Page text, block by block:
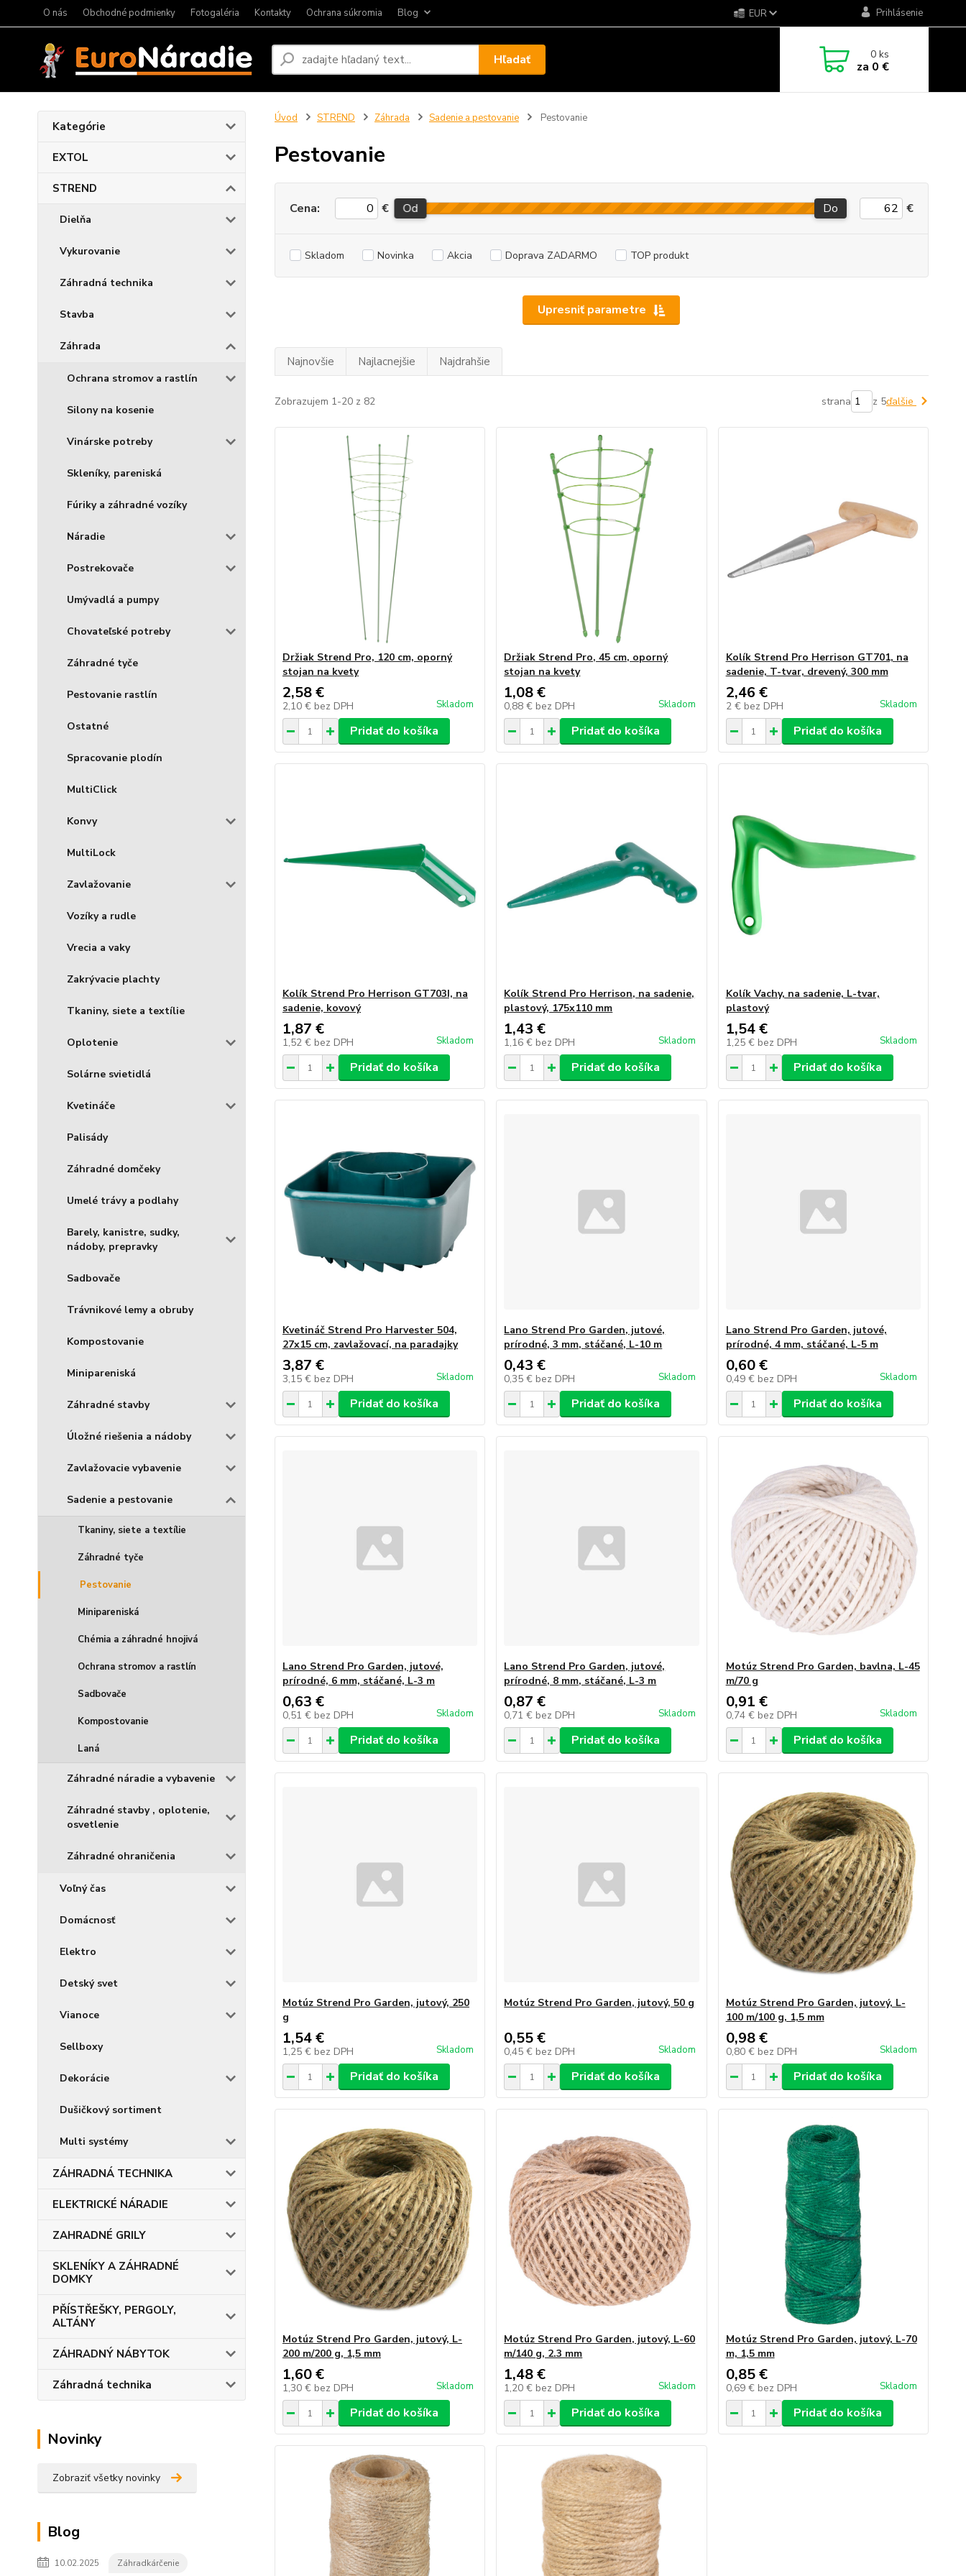
O nás Obchodné podmienky Fotogaléria Kontakty Ochrana súkromia Blog EUR Prihlásenie
Hľadať 0ks
za 0 €
Kategórie
EXTOL
STREND
Dielňa
Vykurovanie
Záhradná technika
Stavba
Záhrada
Ochrana stromov a rastlín
Silony na kosenie
Vinárske potreby
Skleníky, pareniská
Fúriky a záhradné vozíky
Náradie
Postrekovače
Umývadlá a pumpy
Chovateľské potreby
Záhradné tyče
Pestovanie rastlín
Ostatné
Spracovanie plodín
MultiClick
Konvy
MultiLock
Zavlažovanie
Vozíky a rudle
Vrecia a vaky
Zakrývacie plachty
Tkaniny, siete a textílie
Oplotenie
Solárne svietidlá
Kvetináče
Palisády
Záhradné domčeky
Umelé trávy a podlahy
Barely, kanistre, sudky,
nádoby, prepravky
Sadbovače
Trávnikové lemy a obruby
Kompostovanie
Minipareniská
Záhradné stavby
Úložné riešenia a nádoby
Zavlažovacie vybavenie
Sadenie a pestovanie
Tkaniny, siete a textílie
Záhradné tyče
Pestovanie
Minipareniská
Chémia a záhradné hnojivá
Ochrana stromov a rastlín
Sadbovače
Kompostovanie
Laná
Záhradné náradie a vybavenie
Záhradné stavby , oplotenie,
osvetlenie
Záhradné ohraničenia
Voľný čas
Domácnosť
Elektro
Detský svet
Vianoce
Sellboxy
Dekorácie
Dušičkový sortiment
Multi systémy
ZÁHRADNÁ TECHNIKA
ELEKTRICKÉ NÁRADIE
ZAHRADNÉ GRILY
SKLENÍKY A ZÁHRADNÉ
DOMKY
PŘÍSTŘEŠKY, PERGOLY,
ALTÁNY
ZÁHRADNÝ NÁBYTOK
Záhradná technika
Novinky
Zobraziť všetky novinky
Blog
10.02.2025 Záhradkárčenie
Úvod STREND Záhrada Sadenie a pestovanie Pestovanie
Pestovanie
Upresniť parametre
Cena: € Od Do €
Skladom Novinka Akcia Doprava ZADARMO TOP produkt
Najnovšie Najlacnejšie Najdrahšie
Zobrazujem 1-20 z 82 strana z 5ďalšie
Držiak Strend Pro, 120 cm, oporný
stojan na kvety
2,58 €
2,10 € bez DPH Skladom
Pridať do košíka
Držiak Strend Pro, 45 cm, oporný
stojan na kvety
1,08 €
0,88 € bez DPH Skladom
Pridať do košíka
Kolík Strend Pro Herrison GT701, na
sadenie, T-tvar, drevený, 300 mm
2,46 €
2 € bez DPH Skladom
Pridať do košíka
Kolík Strend Pro Herrison GT703I, na
sadenie, kovový
1,87 €
1,52 € bez DPH Skladom
Pridať do košíka
Kolík Strend Pro Herrison, na sadenie,
plastový, 175x110 mm
1,43 €
1,16 € bez DPH Skladom
Pridať do košíka
Kolík Vachy, na sadenie, L-tvar,
plastový
1,54 €
1,25 € bez DPH Skladom
Pridať do košíka
Kvetináč Strend Pro Harvester 504,
27x15 cm, zavlažovací, na paradajky
3,87 €
3,15 € bez DPH Skladom
Pridať do košíka
Lano Strend Pro Garden, jutové,
prírodné, 3 mm, stáčané, L-10 m
0,43 €
0,35 € bez DPH Skladom
Pridať do košíka
Lano Strend Pro Garden, jutové,
prírodné, 4 mm, stáčané, L-5 m
0,60 €
0,49 € bez DPH Skladom
Pridať do košíka
Lano Strend Pro Garden, jutové,
prírodné, 6 mm, stáčané, L-3 m
0,63 €
0,51 € bez DPH Skladom
Pridať do košíka
Lano Strend Pro Garden, jutové,
prírodné, 8 mm, stáčané, L-3 m
0,87 €
0,71 € bez DPH Skladom
Pridať do košíka
Motúz Strend Pro Garden, bavlna, L-45
m/70 g
0,91 €
0,74 € bez DPH Skladom
Pridať do košíka
Motúz Strend Pro Garden, jutový, 250
g
1,54 €
1,25 € bez DPH Skladom
Pridať do košíka
Motúz Strend Pro Garden, jutový, 50 g
0,55 €
0,45 € bez DPH Skladom
Pridať do košíka
Motúz Strend Pro Garden, jutový, L-
100 m/100 g, 1,5 mm
0,98 €
0,80 € bez DPH Skladom
Pridať do košíka
Motúz Strend Pro Garden, jutový, L-
200 m/200 g, 1,5 mm
1,60 €
1,30 € bez DPH Skladom
Pridať do košíka
Motúz Strend Pro Garden, jutový, L-60
m/140 g, 2.3 mm
1,48 €
1,20 € bez DPH Skladom
Pridať do košíka
Motúz Strend Pro Garden, jutový, L-70
m, 1,5 mm
0,85 €
0,69 € bez DPH Skladom
Pridať do košíka